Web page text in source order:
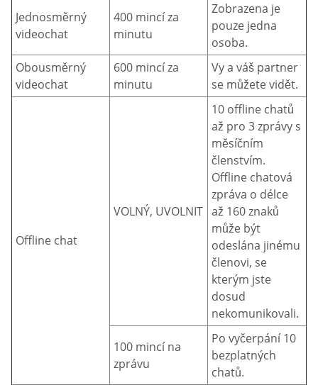
Jednosměrný
videochat
400 mincí za
minutu
Zobrazena je
pouze jedna
osoba.
Obousměrný
videochat
600 mincí za
minutu
Vy a váš partner
se můžete vidět.
Offline chat
VOLNÝ, UVOLNIT
10 offline chatů
až pro 3 zprávy s
měsíčním
členstvím.
Offline chatová
zpráva o délce
až 160 znaků
může být
odeslána jinému
členovi, se
kterým jste
dosud
nekomunikovali.
100 mincí na
zprávu
Po vyčerpání 10
bezplatných
chatů.